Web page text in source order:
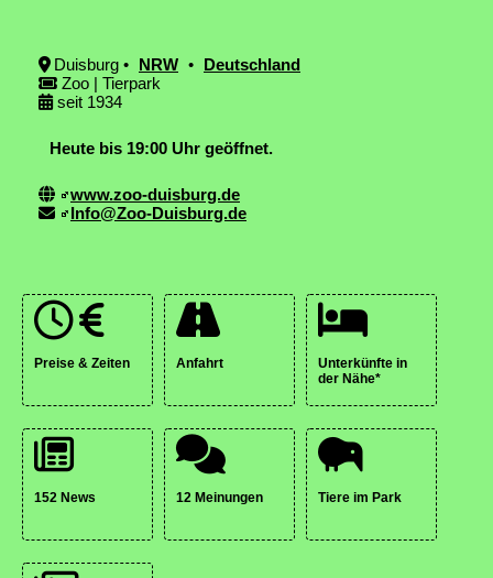
Duisburg • NRW • Deutschland
Zoo | Tierpark
seit 1934
Heute bis 19:00 Uhr geöffnet.
www.zoo-duisburg.de
Info@Zoo-Duisburg.de
Preise & Zeiten Anfahrt
Unterkünfte in
der Nähe*
152 News 12 Meinungen Tiere im Park